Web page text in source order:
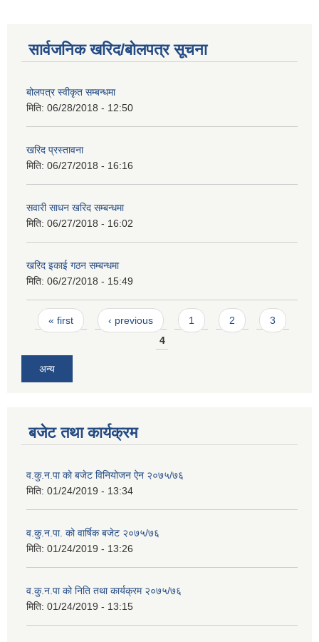
सार्वजनिक खरिद/बोलपत्र सूचना
बोलपत्र स्वीकृत सम्बन्धमा
मिति: 06/28/2018 - 12:50
खरिद प्रस्तावना
मिति: 06/27/2018 - 16:16
सवारी साधन खरिद सम्बन्धमा
मिति: 06/27/2018 - 16:02
खरिद इकाई गठन सम्बन्धमा
मिति: 06/27/2018 - 15:49
Pages
« first ‹ previous 1 2
3
4
अन्य
बजेट तथा कार्यक्रम
व.कु.न.पा को बजेट विनियोजन ऐन २०७५/७६
मिति: 01/24/2019 - 13:34
व.कु.न.पा. को वार्षिक बजेट २०७५/७६
मिति: 01/24/2019 - 13:26
व.कु.न.पा को निति तथा कार्यक्रम २०७५/७६
मिति: 01/24/2019 - 13:15